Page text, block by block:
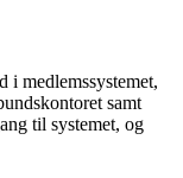
i medlemssystemet,
samt
til systemet, og